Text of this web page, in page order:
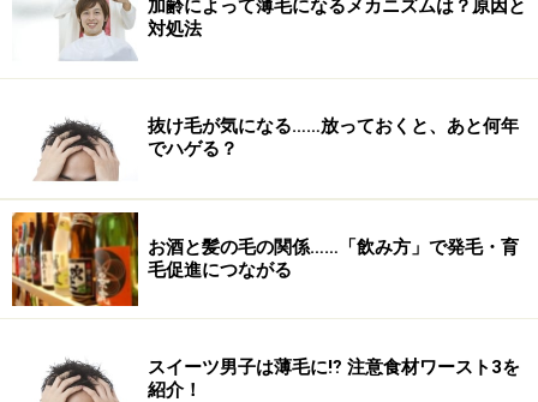
このフコイダンが素晴らしいのは、胃の中に入ると知覚
神経を刺激してIGF-1を増やしてくれることです。そし
て、IGF-1の作用により、免疫系を活性化させることで、
免疫力を向上させる効果があるものと考えられます。
さて、フコイダンの刺激で増加したIGF-1は、男性型脱毛
症などで萎縮していた毛母細胞を刺激します。すると毛
母細胞は再び分裂を始め、髪の毛が抜ける休止期が短く
なるのです。コンブやワカメ、モズクなどヌルヌルネバ
ネバの海藻は、乱れたへアサイクルを正しい周期に戻す
ように働いてくれるわけですね。
加齢によって薄毛になるメカニズムは？原因と
対処法
抜け毛が気になる……放っておくと、あと何年
でハゲる？
お酒と髪の毛の関係……「飲み方」で発毛・育
毛促進につながる
スイーツ男子は薄毛に⁉ 注意食材ワースト3を
紹介！